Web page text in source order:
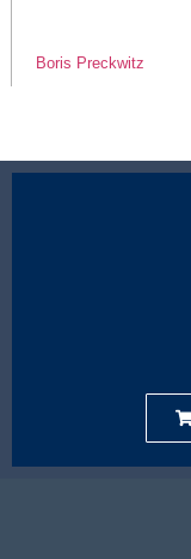
Boris Preckwitz